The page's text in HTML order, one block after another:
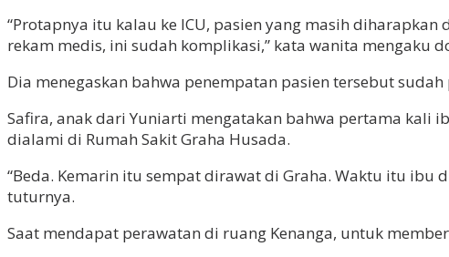
“Protapnya itu kalau ke ICU, pasien yang masih
rekam medis, ini sudah komplikasi,” kata wanita mengaku
Dia menegaskan bahwa penempatan pasien tersebut
Safira, anak dari Yuniarti mengatakan bahwa pertama kali
dialami di Rumah Sakit Graha Husada.
“Beda. Kemarin itu sempat dirawat di Graha. Waktu itu ibu
tuturnya.
Saat mendapat perawatan di ruang Kenanga, untuk